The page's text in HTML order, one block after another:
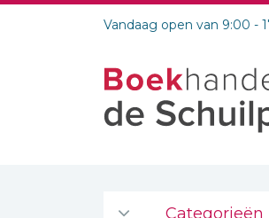
Vandaag open van 9:00 -
Categorieën